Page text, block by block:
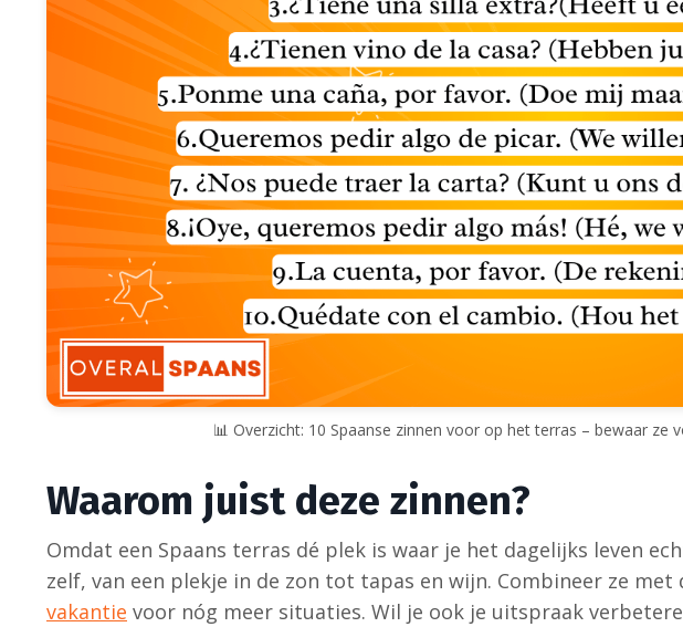
📊 Overzicht: 10 Spaanse zinnen voor op het terras – bewaar ze
Waarom juist deze zinnen?
Omdat een Spaans terras dé plek is waar je het dagelijks leven
zelf, van een plekje in de zon tot tapas en wijn. Combineer ze met
vakantie voor nóg meer situaties. Wil je ook je uitspraak